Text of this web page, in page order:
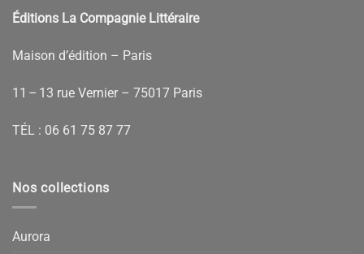
Éditions La Compagnie Littéraire
Maison d’édition – Paris
11 – 13 rue Vernier – 75017 Paris
TÉL : 06 61 75 87 77
Nos collections
Aurora